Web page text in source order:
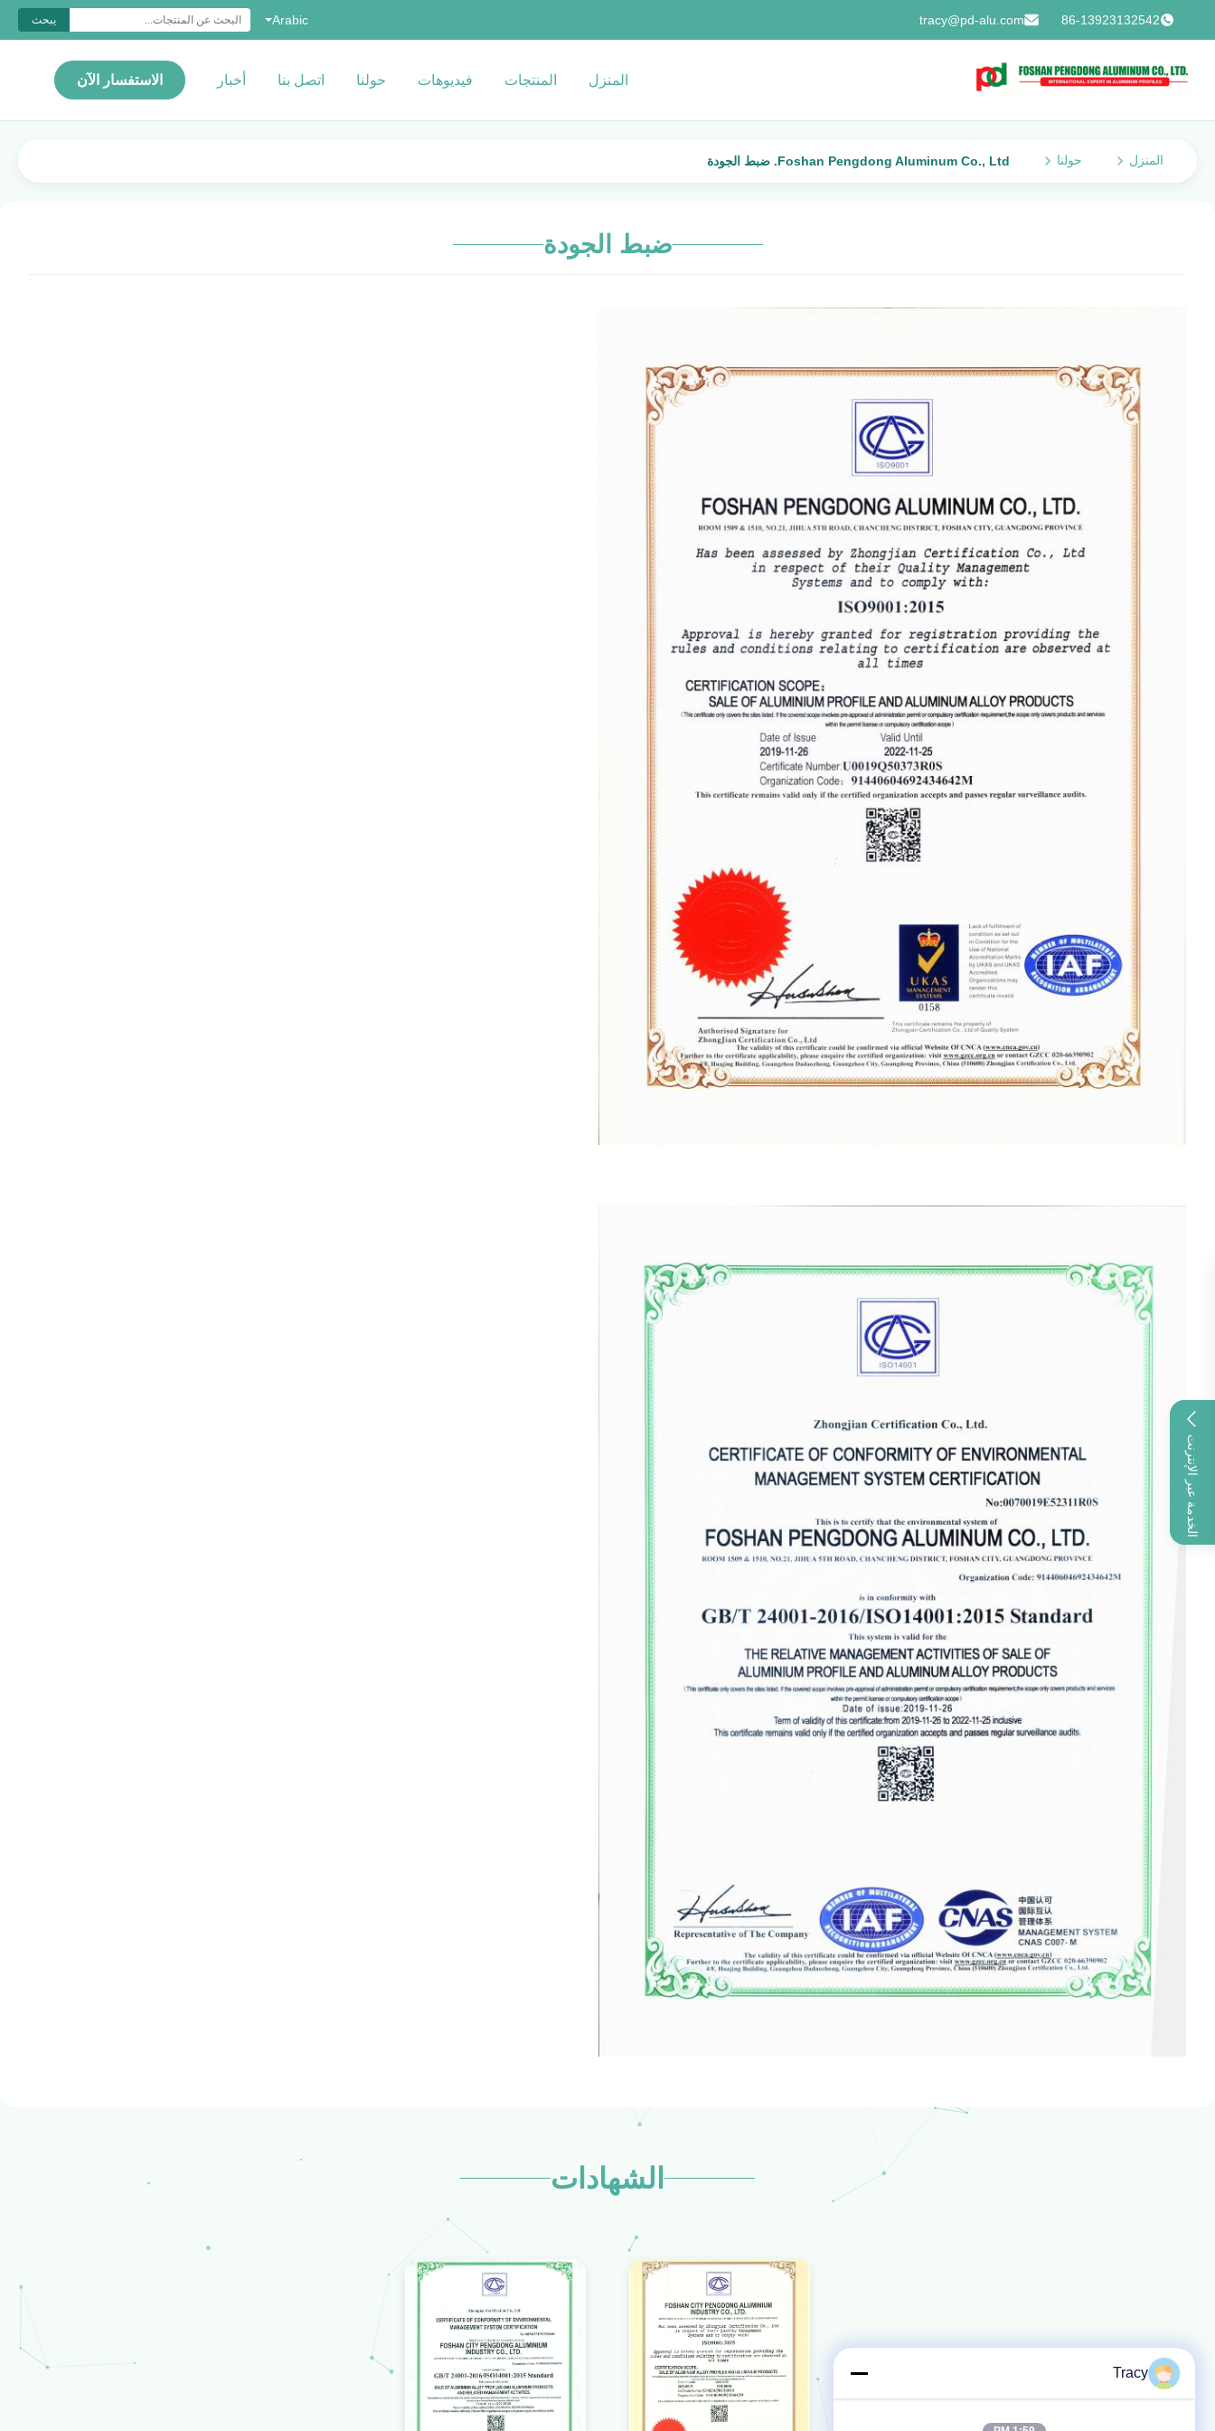
86-13923132542
tracy@pd-alu.com
Arabic يبحث
المنزل المنتجات فيديوهات حولنا اتصل بنا أخبار الاستفسار الآن
الخدمة عبر الإنترنت
المنزل حولنا Foshan Pengdong Aluminum Co., Ltd. ضبط الجودة
ضبط الجودة
الشهادات
Tracy